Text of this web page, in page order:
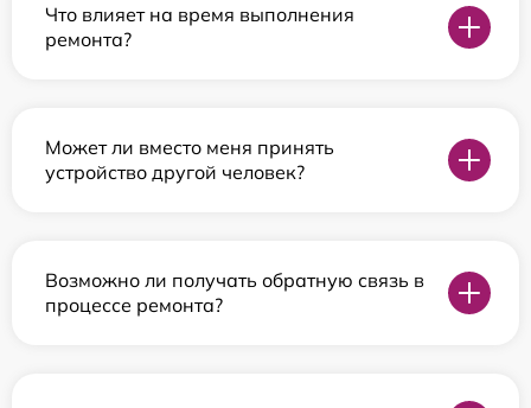
Что влияет на время выполнения
ремонта?
Может ли вместо меня принять
устройство другой человек?
Возможно ли получать обратную связь в
процессе ремонта?